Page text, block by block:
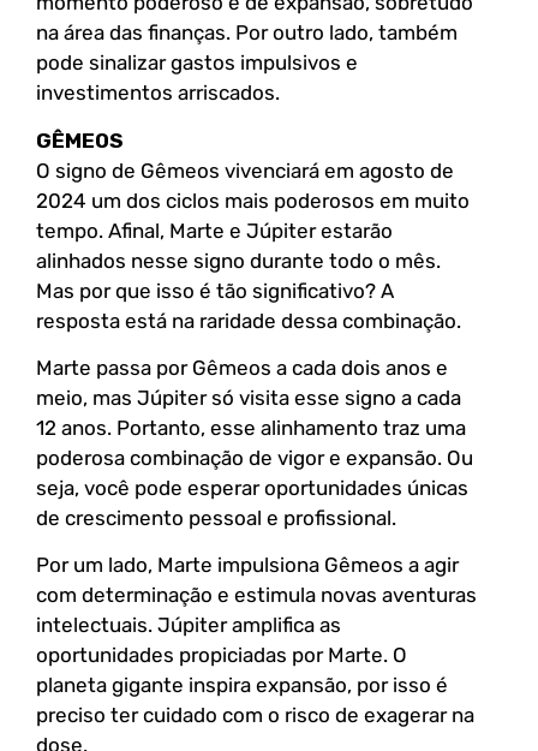
na área das finanças. Por outro lado, também
pode sinalizar gastos impulsivos e
investimentos arriscados.
GÊMEOS
O signo de Gêmeos vivenciará em agosto de
2024 um dos ciclos mais poderosos em muito
tempo. Afinal, Marte e Júpiter estarão
alinhados nesse signo durante todo o mês.
Mas por que isso é tão significativo? A
resposta está na raridade dessa combinação.
Marte passa por Gêmeos a cada dois anos e
meio, mas Júpiter só visita esse signo a cada
12 anos. Portanto, esse alinhamento traz uma
poderosa combinação de vigor e expansão. Ou
seja, você pode esperar oportunidades únicas
de crescimento pessoal e profissional.
Por um lado, Marte impulsiona Gêmeos a agir
com determinação e estimula novas aventuras
intelectuais. Júpiter amplifica as
oportunidades propiciadas por Marte. O
planeta gigante inspira expansão, por isso é
preciso ter cuidado com o risco de exagerar na
dose.